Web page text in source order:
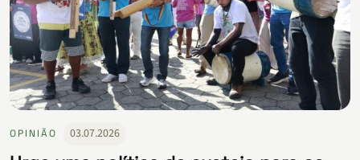
OPINIÃO 03.07.2026